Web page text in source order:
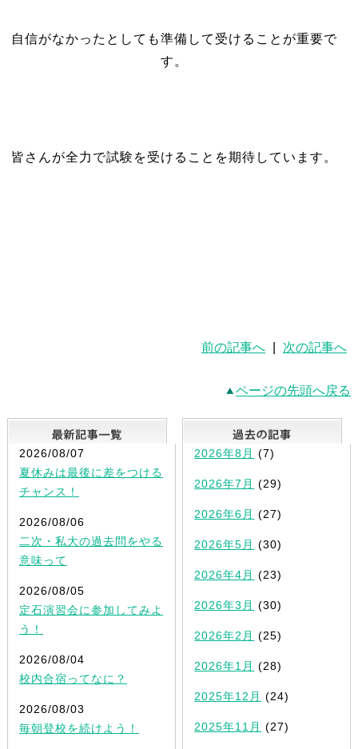
自信がなかったとしても準備して受けることが重要で
す。
皆さんが全力で試験を受けることを期待しています。
前の記事へ 次の記事へ
ページの先頭へ戻る
最新記事一覧
2026/08/07
夏休みは最後に差をつける
チャンス！
2026/08/06
二次・私大の過去問をやる
意味って
2026/08/05
定石演習会に参加してみよ
う！
2026/08/04
校内合宿ってなに？
2026/08/03
毎朝登校を続けよう！
2026年8月 (7)
2026年7月 (29)
2026年6月 (27)
2026年5月 (30)
2026年4月 (23)
2026年3月 (30)
2026年2月 (25)
2026年1月 (28)
2025年12月 (24)
2025年11月 (27)